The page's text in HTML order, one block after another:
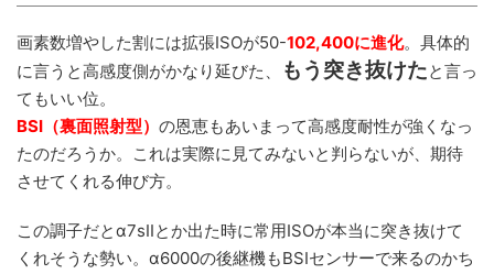
画素数増やした割には拡張ISOが50-102,400に進化。具体的
に言うと高感度側がかなり延びた、
もう突き抜けたと言っ
てもいい位。
BSI（裏面照射型） の恩恵もあいまって高感度耐性が強くなっ
たのだろうか。これは実際に見てみないと判らないが、期待
させてくれる伸び方。
この調子だとα7sIIとか出た時に常用ISOが本当に突き抜けて
くれそうな勢い。α6000の後継機もBSIセンサーで来るのかち